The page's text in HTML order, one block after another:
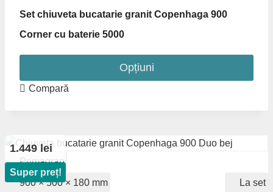
Set chiuveta bucatarie granit Copenhaga 900
Corner cu baterie 5000
Opțiuni
Acest
multe
variații.
Opțiunile
Compară
1.449 lei
Super preț!
Primagran
900 × 500 × 180 mm La set